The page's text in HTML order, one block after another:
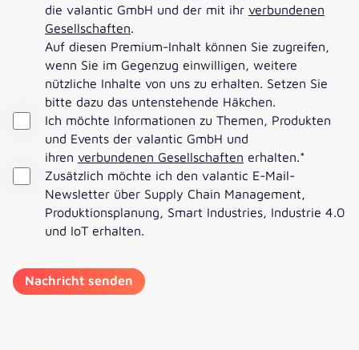
die valantic GmbH und der mit ihr verbundenen
Gesellschaften
Auf diesen Premium-Inhalt können Sie zugreifen,
wenn Sie im Gegenzug einwilligen, weitere
nützliche Inhalte von uns zu erhalten. Setzen Sie
bitte dazu das untenstehende Häkchen.
Ich möchte Informationen zu Themen, Produkten
und Events der valantic GmbH und
ihren verbundenen Gesellschaften erhalten. *
Zusätzlich möchte ich den valantic E-Mail-
Newsletter über Supply Chain Management,
Produktionsplanung, Smart Industries, Industrie 4.0
und IoT erhalten.